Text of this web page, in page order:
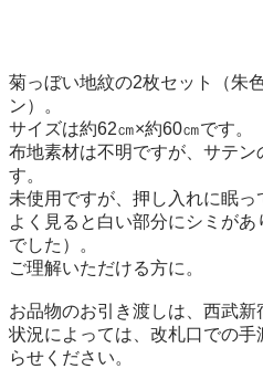
菊っぼい地紋の2枚セット（朱
ン）。
サイズは約62㎝×約60㎝です。
布地素材は不明ですが、サテ
す。
未使用ですが、押し入れに眠っ
よく見ると白い部分にシミが
でした）。
ご理解いただける方に。
お品物のお引き渡しは、西武新
状況によっては、改札口での
らせください。